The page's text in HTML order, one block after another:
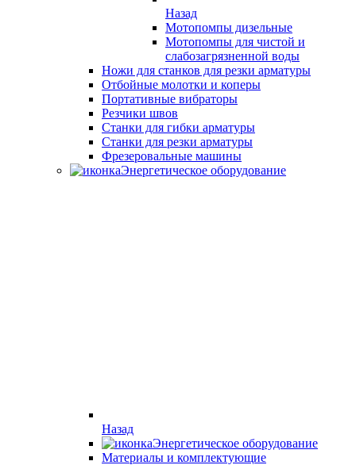
Назад
Мотопомпы дизельные
Мотопомпы для чистой и
слабозагрязненной воды
Ножи для станков для резки арматуры
Отбойные молотки и коперы
Портативные вибраторы
Резчики швов
Станки для гибки арматуры
Станки для резки арматуры
Фрезеровальные машины
Энергетическое оборудование
Назад
Энергетическое оборудование
Материалы и комплектующие